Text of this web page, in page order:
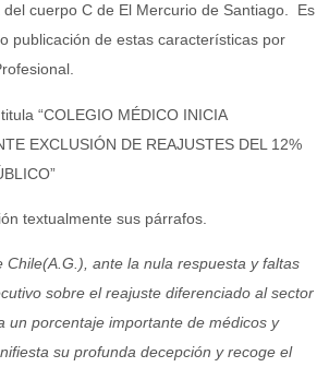
cuerpo C de El Mercurio de Santiago. Es
publicación de estas características por
“COLEGIO MÉDICO INICIA
EXCLUSIÓN DE REAJUSTES DEL 12%
textualmente sus párrafos.
Chile(A.G.), ante la nula respuesta y faltas
sobre el reajuste diferenciado al sector
un porcentaje importante de médicos y
su profunda decepción y recoge el